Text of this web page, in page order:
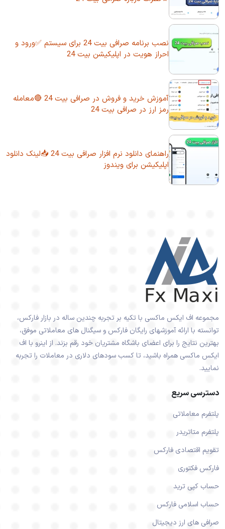
نصب برنامه صرافی بیت 24 برای سیستم ✅ورود و
احراز هویت در اپلیکیشن بیت 24
آموزش خرید و فروش در صرافی بیت 24 🔴معامله
رمز ارز در صرافی بیت 24
راهنمای دانلود نرم افزار صرافی بیت 24 📥لینک دانلود
اپلیکیشن برای ویندوز
مجموعه اف ایکس ماکسی با تکیه بر تجربه چندین ساله در بازار فارکس،
توانسته با ارائه آموزشهای رایگان فارکس و سیگنال های معاملاتی موفق،
بهترین نتایج را برای اعضای باشگاه مشتریان خود رقم بزند. از اینرو با اف
ایکس ماکسی همراه باشید، تا کسب سودهای دلاری در معاملات را تجربه
نمایید.
دسترسی سریع
پلتفرم معاملاتی
پلتفرم متاتریدر
تقویم اقتصادی فارکس
فارکس فکتوری
حساب کپی ترید
حساب اسلامی فارکس
صرافی های ارز دیجیتال